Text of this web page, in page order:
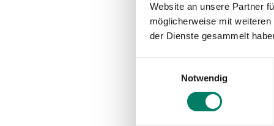
Website an unsere Partner
möglicherweise mit
der Dienste gesammelt
Notwendig